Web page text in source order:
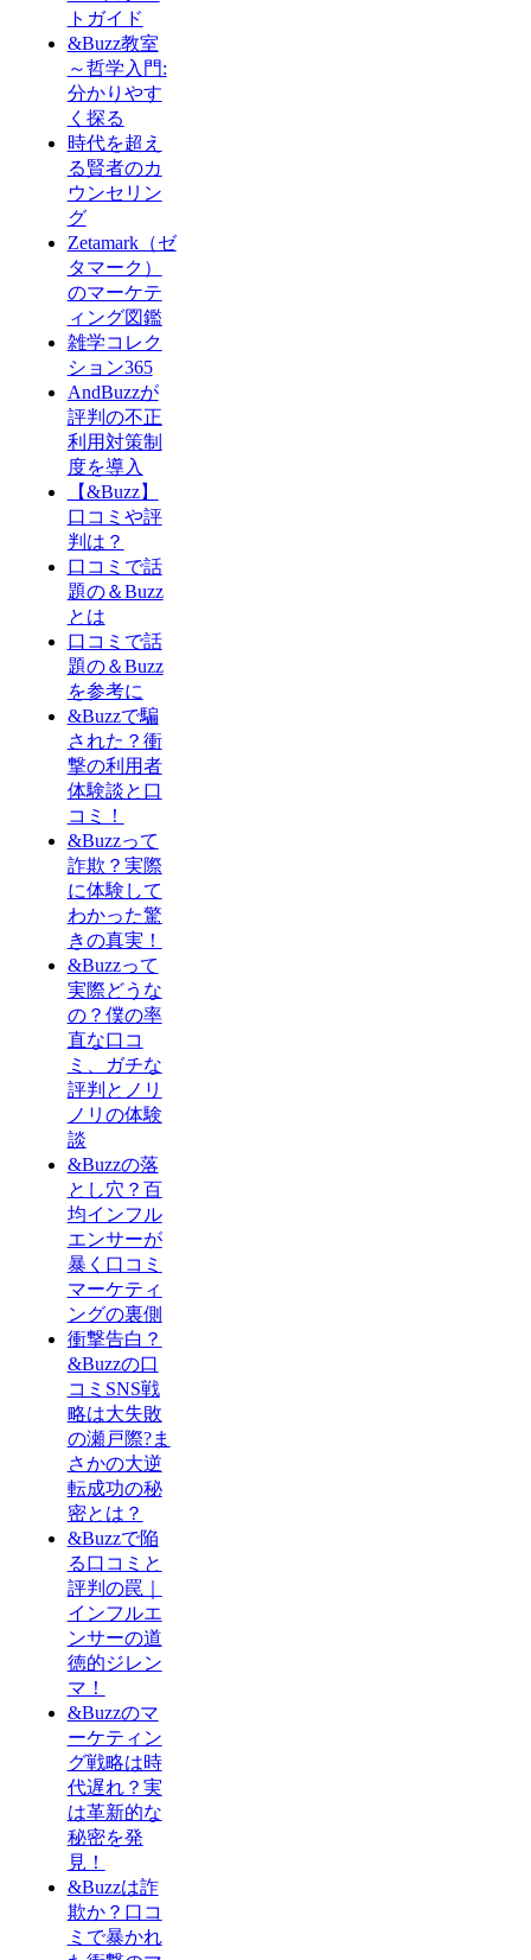
トガイド
&Buzz教室
～哲学入門:
分かりやす
く探る
時代を超え
る賢者のカ
ウンセリン
グ
Zetamark（ゼ
タマーク）
のマーケテ
ィング図鑑
雑学コレク
ション365
AndBuzzが
評判の不正
利用対策制
度を導入
【&Buzz】
口コミや評
判は？
口コミで話
題の＆Buzz
とは
口コミで話
題の＆Buzz
を参考に
&Buzzで騙
された？衝
撃の利用者
体験談と口
コミ！
&Buzzって
詐欺？実際
に体験して
わかった驚
きの真実！
&Buzzって
実際どうな
の？僕の率
直な口コ
ミ、ガチな
評判とノリ
ノリの体験
談
&Buzzの落
とし穴？百
均インフル
エンサーが
暴く口コミ
マーケティ
ングの裏側
衝撃告白？
&Buzzの口
コミSNS戦
略は大失敗
の瀬戸際?ま
さかの大逆
転成功の秘
密とは？
&Buzzで陥
る口コミと
評判の罠｜
インフルエ
ンサーの道
徳的ジレン
マ！
&Buzzのマ
ーケティン
グ戦略は時
代遅れ？実
は革新的な
秘密を発
見！
&Buzzは詐
欺か？口コ
ミで暴かれ